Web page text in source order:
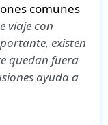
comunes
viaje con
existen
quedan fuera
ayuda a